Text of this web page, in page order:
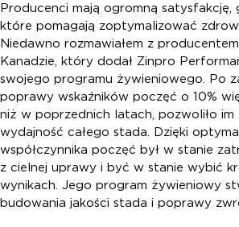
Producenci mają ogromną
które pomagają zoptymalizować
Niedawno rozmawiałem z
Kanadzie, który dodał Zinpro
swojego programu żywieniowego. Po
poprawy wskaźników poczęć o 10%
niż w poprzednich latach, pozwoliło
wydajność całego stada. Dzięki
współczynnika poczęć był w stanie
z cielnej uprawy i być w stanie wybić
wynikach. Jego program żywieniowy
budowania jakości stada i poprawy